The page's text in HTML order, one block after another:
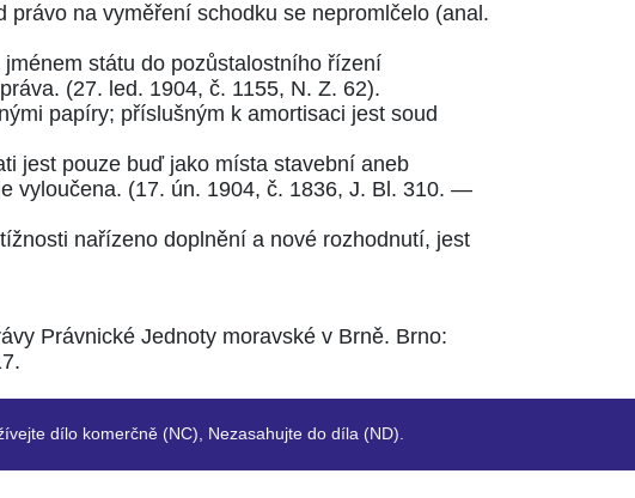
na vyměření schodku se nepromlčelo (anal.
státu do pozůstalostního řízení
(27. led. 1904, č. 1155, N. Z. 62).
papíry; příslušným k amortisaci jest soud
jest pouze buď jako místa stavební aneb
vyloučena. (17. ún. 1904, č. 1836, J. Bl. 310. —
nařízeno doplnění a nové rozhodnutí, jest
Právnické Jednoty moravské v Brně. Brno:
dílo komerčně (NC), Nezasahujte do díla (ND).